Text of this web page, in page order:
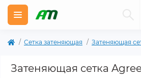
Сетка затеняющая Затеняющая
Затеняющая сетка